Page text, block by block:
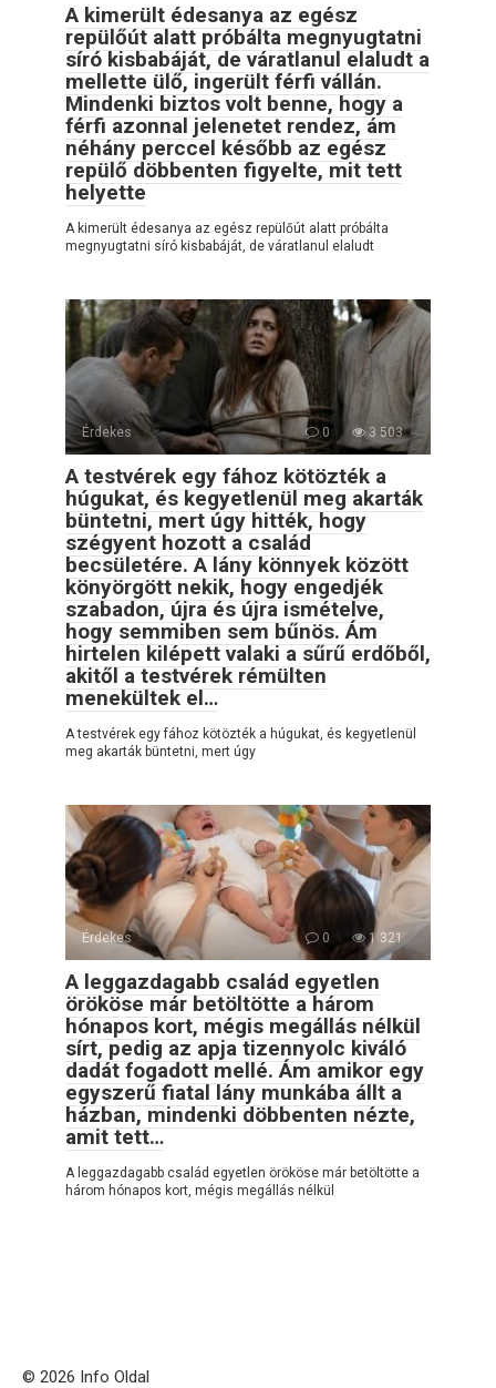
A kimerült édesanya az egész
repülőút alatt próbálta megnyugtatni
síró kisbabáját, de váratlanul elaludt a
mellette ülő, ingerült férfi vállán.
Mindenki biztos volt benne, hogy a
férfi azonnal jelenetet rendez, ám
néhány perccel később az egész
repülő döbbenten figyelte, mit tett
helyette
A kimerült édesanya az egész repülőút alatt próbálta
megnyugtatni síró kisbabáját, de váratlanul elaludt
Érdekes 0 3 503
A testvérek egy fához kötözték a
húgukat, és kegyetlenül meg akarták
büntetni, mert úgy hitték, hogy
szégyent hozott a család
becsületére. A lány könnyek között
könyörgött nekik, hogy engedjék
szabadon, újra és újra ismételve,
hogy semmiben sem bűnös. Ám
hirtelen kilépett valaki a sűrű erdőből,
akitől a testvérek rémülten
menekültek el…
A testvérek egy fához kötözték a húgukat, és kegyetlenül
meg akarták büntetni, mert úgy
Érdekes 0 1 321
A leggazdagabb család egyetlen
örököse már betöltötte a három
hónapos kort, mégis megállás nélkül
sírt, pedig az apja tizennyolc kiváló
dadát fogadott mellé. Ám amikor egy
egyszerű fiatal lány munkába állt a
házban, mindenki döbbenten nézte,
amit tett…
A leggazdagabb család egyetlen örököse már betöltötte a
három hónapos kort, mégis megállás nélkül
© 2026 Info Oldal